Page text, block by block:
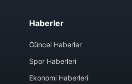
Haberler
Güncel Haberler
Spor Haberleri
Ekonomi Haberleri